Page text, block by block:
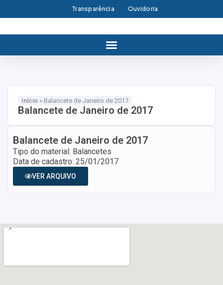
Transparência Ouvidoria
Início » Balancete de Janeiro de 2017
Balancete de Janeiro de 2017
Balancete de Janeiro de 2017
Tipo do material: Balancetes
Data de cadastro: 25/01/2017
VER ARQUIVO